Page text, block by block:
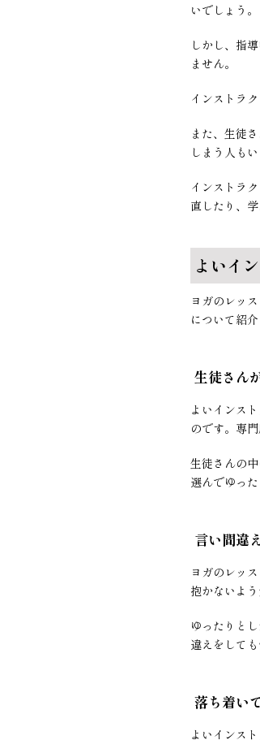
いでしょう。
しかし、指
ません。
インストラ
また、生徒
しまう人も
インストラ
直したり、
よいイ
ヨガのレッ
について紹介
生徒さん
よいインス
のです。専
生徒さんの
選んでゆっ
言い間違
ヨガのレッ
抱かないよう
ゆったりと
違えをして
落ち着い
よいインス